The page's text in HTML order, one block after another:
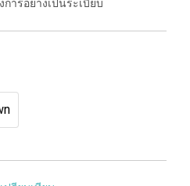
ารอย่างเป็นระเบียบ